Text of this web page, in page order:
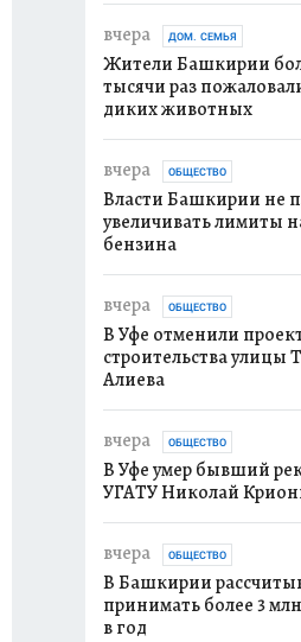
вчера ДОМ. СЕМЬЯ
Жители Башкирии
тысячи раз
диких животных
вчера ОБЩЕСТВО
Власти Башкирии не
увеличивать лимиты
бензина
вчера ОБЩЕСТВО
В Уфе отменили
строительства улицы
Алиева
вчера ОБЩЕСТВО
В Уфе умер бывший
УГАТУ Николай
вчера ОБЩЕСТВО
В Башкирии
принимать более 3
в год